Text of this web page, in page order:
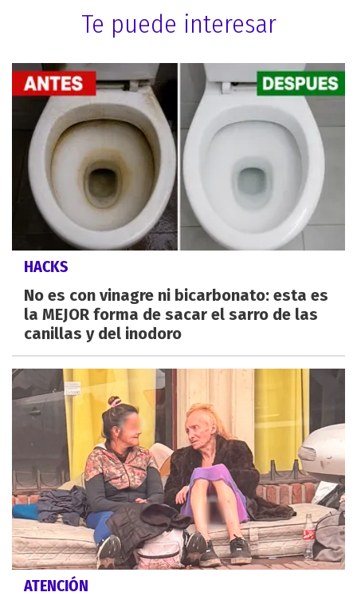
Te puede interesar
HACKS
No es con vinagre ni bicarbonato: esta es
la MEJOR forma de sacar el sarro de las
canillas y del inodoro
ATENCIÓN